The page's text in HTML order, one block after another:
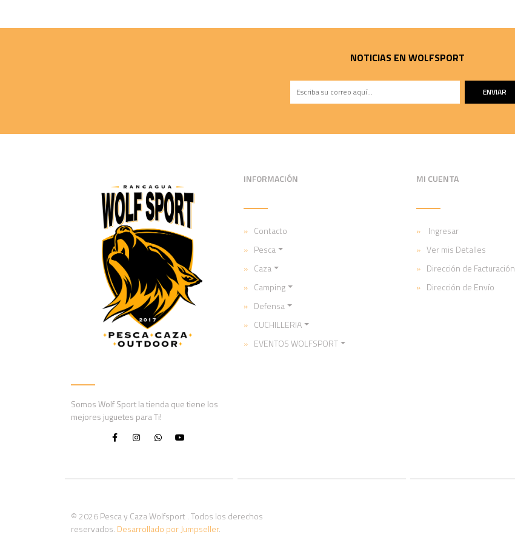
NOTICIAS EN WOLFSPORT
ENVIAR
Somos Wolf Sport la tienda que tiene los
mejores juguetes para Ti!
INFORMACIÓN
Contacto
Pesca
Caza
Camping
Defensa
CUCHILLERIA
EVENTOS WOLFSPORT
MI CUENTA
Ingresar
Ver mis Detalles
Dirección de Facturación
Dirección de Envío
© 2026 Pesca y Caza Wolfsport . Todos los derechos
reservados. Desarrollado por Jumpseller.